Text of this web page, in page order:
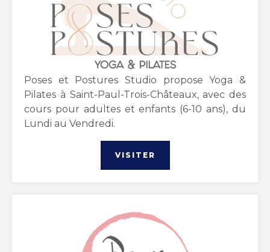
Poses et Postures Studio propose Yoga &
Pilates à Saint-Paul-Trois-Châteaux, avec des
cours pour adultes et enfants (6-10 ans), du
Lundi au Vendredi.
VISITER